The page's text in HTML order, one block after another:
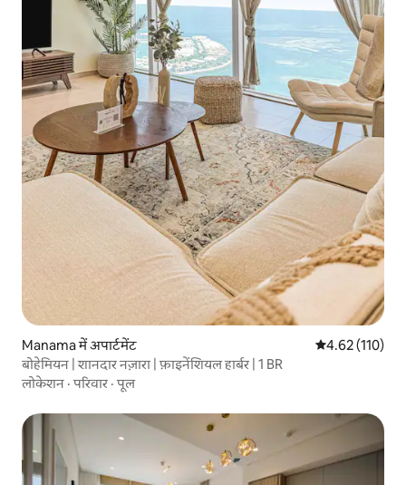
Manama में अपार्टमेंट औसत रेटिंग 5 में से
4.62 (110)
बोहेमियन | शानदार नज़ारा | फ़ाइनेंशियल हार्बर | 1 BR
लोकेशन ·परिवार ·पूल